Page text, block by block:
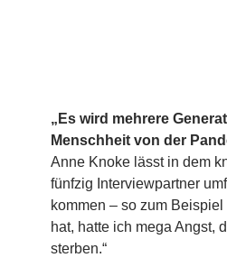
„Es wird mehrere
Menschheit von der
Anne Knoke lässt in dem
fünfzig Interviewpartner
kommen – so zum
hat, hatte ich mega Angst,
sterben.“